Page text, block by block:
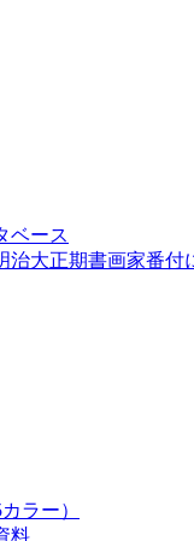
ベース
治大正期書画家番付
ラー）
料